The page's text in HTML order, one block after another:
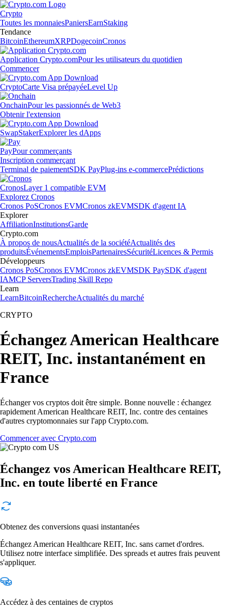
Crypto
Toutes les monnaiesPaniersEarnStaking
Tendance
BitcoinEthereumXRPDogecoinCronos
Application Crypto.comPour les utilisateurs du quotidien
Commencer
CryptoCarte Visa prépayéeLevel Up
OnchainPour les passionnés de Web3
Obtenir l'extension
SwapStakerExplorer les dApps
PayPour commerçants
Inscription commerçant
Terminal de paiementSDK PayPlug-ins e-commercePrédictions
CronosLayer 1 compatible EVM
Explorez Cronos
Cronos PoSCronos EVMCronos zkEVMSDK d'agent IA
Explorer
AffiliationInstitutionsGarde
Crypto.com
À propos de nousActualités de la sociétéActualités des
produitsÉvénementsEmploisPartenairesSécuritéLicences & Permis
Développeurs
Cronos PoSCronos EVMCronos zkEVMSDK PaySDK d'agent
IAMCP ServersTrading Skill Repo
Learn
LearnBitcoinRechercheActualités du marché
CRYPTO
Échangez American Healthcare
REIT, Inc. instantanément en
France
Échanger vos cryptos doit être simple. Bonne nouvelle : échangez
rapidement American Healthcare REIT, Inc. contre des centaines
d'autres cryptomonnaies sur l'app Crypto.com.
Commencer avec Crypto.com
Échangez vos American Healthcare REIT,
Inc. en toute liberté en France
Obtenez des conversions quasi instantanées
Échangez American Healthcare REIT, Inc. sans carnet d'ordres.
Utilisez notre interface simplifiée. Des spreads et autres frais peuvent
s'appliquer.
Accédez à des centaines de cryptos